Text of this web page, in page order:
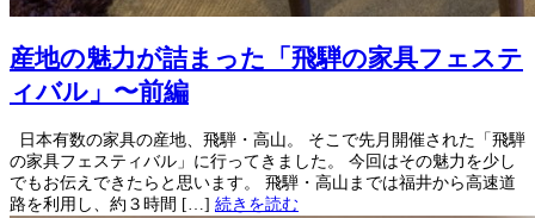
産地の魅力が詰まった「飛騨の家具フェステ
ィバル」〜前編
日本有数の家具の産地、飛騨・高山。 そこで先月開催された「飛騨
の家具フェスティバル」に行ってきました。 今回はその魅力を少し
でもお伝えできたらと思います。 飛騨・高山までは福井から高速道
路を利用し、約３時間 […] 続きを読む